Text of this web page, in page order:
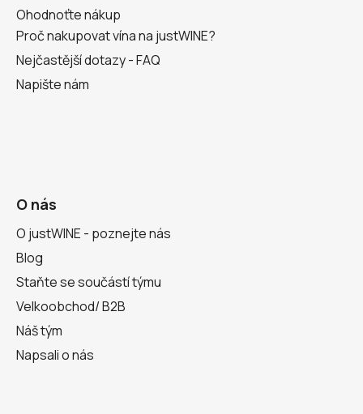
Ohodnoťte nákup
Proč nakupovat vína na justWINE?
Nejčastější dotazy - FAQ
Napište nám
O nás
O justWINE - poznejte nás
Blog
Staňte se součástí týmu
Velkoobchod/ B2B
Náš tým
Napsali o nás